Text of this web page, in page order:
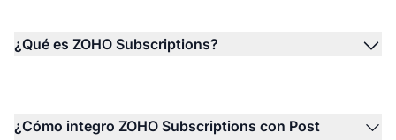
¿Qué es ZOHO Subscriptions?
¿Cómo integro ZOHO Subscriptions con Post